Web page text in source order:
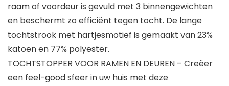
raam of voordeur is gevuld met 3 binnengewichten
en beschermt zo efficiënt tegen tocht. De lange
tochtstrook met hartjesmotief is gemaakt van 23%
katoen en 77% polyester.
TOCHTSTOPPER VOOR RAMEN EN DEUREN – Creëer
een feel-good sfeer in uw huis met deze